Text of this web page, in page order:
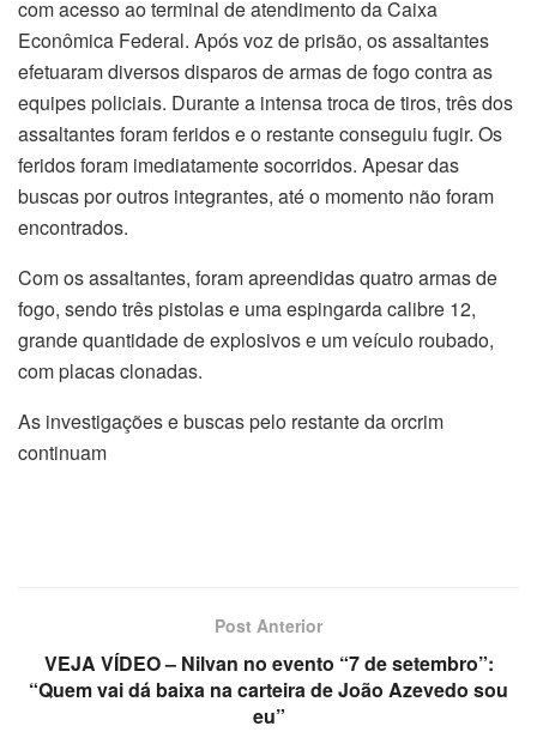
com acesso ao terminal de atendimento da Caixa
Econômica Federal. Após voz de prisão, os assaltantes
efetuaram diversos disparos de armas de fogo contra as
equipes policiais. Durante a intensa troca de tiros, três dos
assaltantes foram feridos e o restante conseguiu fugir. Os
feridos foram imediatamente socorridos. Apesar das
buscas por outros integrantes, até o momento não foram
encontrados.
Com os assaltantes, foram apreendidas quatro armas de
fogo, sendo três pistolas e uma espingarda calibre 12,
grande quantidade de explosivos e um veículo roubado,
com placas clonadas.
As investigações e buscas pelo restante da orcrim
continuam
Post Anterior
VEJA VÍDEO – Nilvan no evento “7 de setembro”:
“Quem vai dá baixa na carteira de João Azevedo sou
eu”